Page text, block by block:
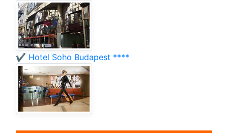
✔️ Hotel Soho Budapest ****